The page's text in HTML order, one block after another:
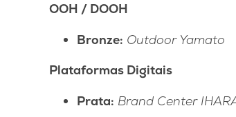
OOH / DOOH
Bronze: Outdoor Yamato
Plataformas Digitais
Prata: Brand Center